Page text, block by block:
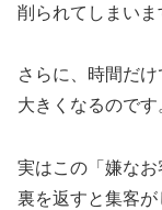
削られてしまいま
さらに、時間だ
大きくなるのです
実はこの「嫌なお
裏を返すと集客